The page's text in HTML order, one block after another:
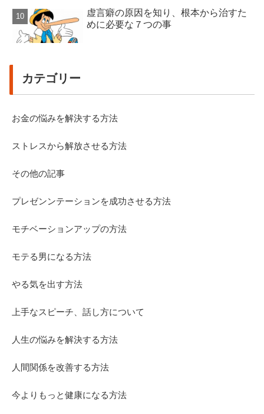
虚言癖の原因を知り、根本から治すた
めに必要な７つの事
カテゴリー
お金の悩みを解決する方法
ストレスから解放させる方法
その他の記事
プレゼンンテーションを成功させる方法
モチベーションアップの方法
モテる男になる方法
やる気を出す方法
上手なスピーチ、話し方について
人生の悩みを解決する方法
人間関係を改善する方法
今よりもっと健康になる方法